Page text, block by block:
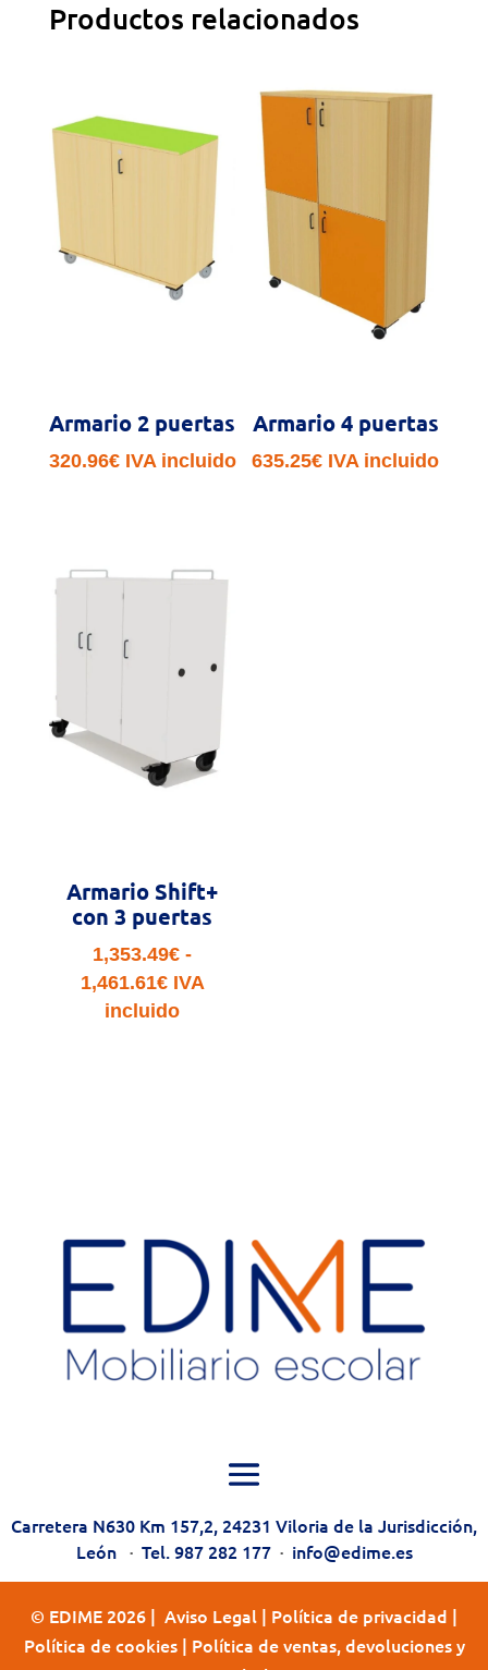
Productos relacionados
Armario 2 puertas
320.96€ IVA incluido
Armario 4 puertas
635.25€ IVA incluido
Armario Shift+
con 3 puertas
1,353.49€ -
1,461.61€Rango
de
IVA
incluido
Carretera N630 Km 157,2, 24231 Viloria de la Jurisdicción,
León· Tel. 987 282 177· info@edime.es
© EDIME 2026 | Aviso Legal | Política de privacidad |
Política de cookies| Política de ventas, devoluciones y